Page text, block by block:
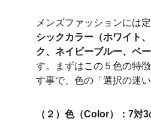
メンズファッションには
シックカラー（ホワイト
ク、ネイビーブルー、ベー
す。まずはこの５色の特
す事で、色の「選択の迷
（２）色（Color）：7対